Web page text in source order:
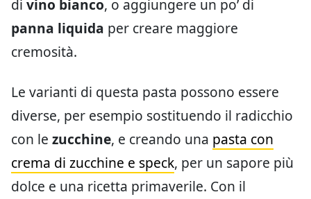
di vino bianco, o aggiungere un po’ di
panna liquida per creare maggiore
cremosità.
Le varianti di questa pasta possono essere
diverse, per esempio sostituendo il radicchio
con le zucchine, e creando una pasta con
crema di zucchine e speck, per un sapore più
dolce e una ricetta primaverile. Con il